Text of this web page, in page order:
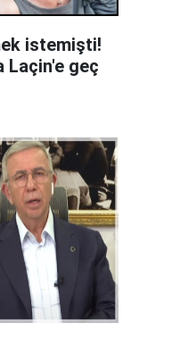
istemişti!
Laçin'e geç